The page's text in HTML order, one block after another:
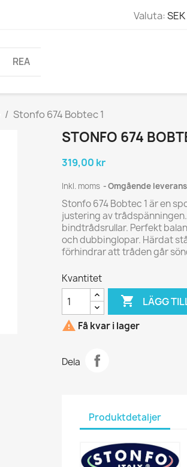
Valuta:
REA
Stonfo 674 Bobtec 1
STONFO 674
319,00 kr
Inkl. moms Omgående
Stonfo 674 Bobtec 1 är en
justering av
bindtrådsrullar. Perfekt
och dubbinglopar. Härdat
förhindrar att tråden går
Kvantitet
 LÄGG
 Få kvar i lager
Dela
Produktdetaljer